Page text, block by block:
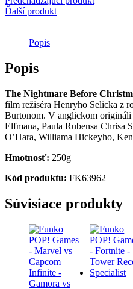
-Ďalší produkt
Popis
Popis
The Nightmare Before
film režiséra Henryho Selicka z
Burtonom. V anglickom
Elfmana, Paula Rubensa Chrisa
O’Hara, Williama Hickeyho,
Hmotnosť: 250g
Kód produktu: FK63962
Súvisiace produkty